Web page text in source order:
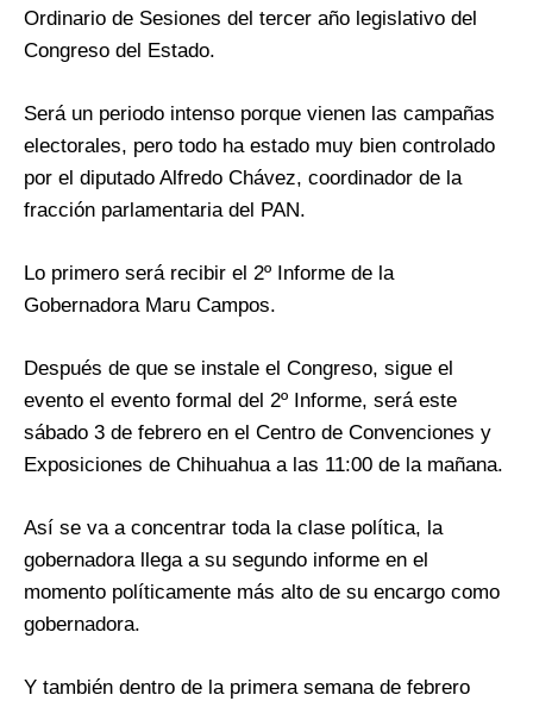
Ordinario de Sesiones del tercer año legislativo del
Congreso del Estado.
Será un periodo intenso porque vienen las campañas
electorales, pero todo ha estado muy bien controlado
por el diputado Alfredo Chávez, coordinador de la
fracción parlamentaria del PAN.
Lo primero será recibir el 2º Informe de la
Gobernadora Maru Campos.
Después de que se instale el Congreso, sigue el
evento el evento formal del 2º Informe, será este
sábado 3 de febrero en el Centro de Convenciones y
Exposiciones de Chihuahua a las 11:00 de la mañana.
Así se va a concentrar toda la clase política, la
gobernadora llega a su segundo informe en el
momento políticamente más alto de su encargo como
gobernadora.
Y también dentro de la primera semana de febrero